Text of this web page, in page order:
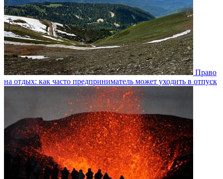
Право
на отдых: как часто предприниматель может уходить в отпуск